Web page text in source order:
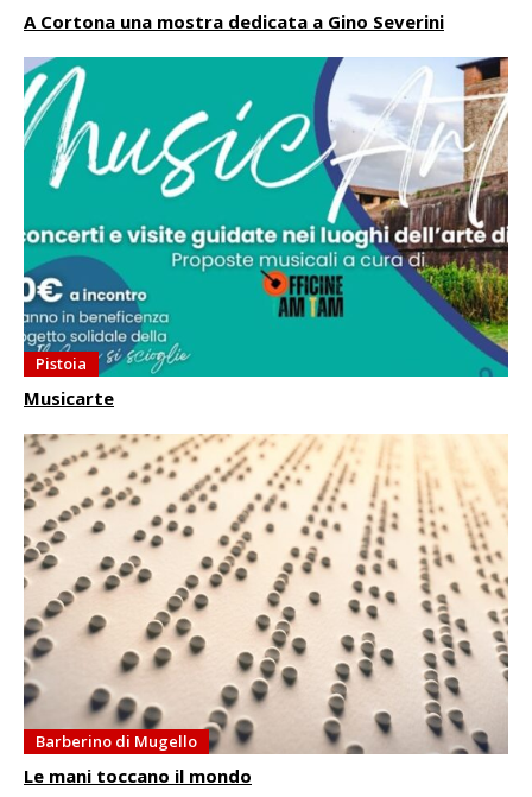
A Cortona una mostra dedicata a Gino Severini
Pistoia
Musicarte
Barberino di Mugello
Le mani toccano il mondo